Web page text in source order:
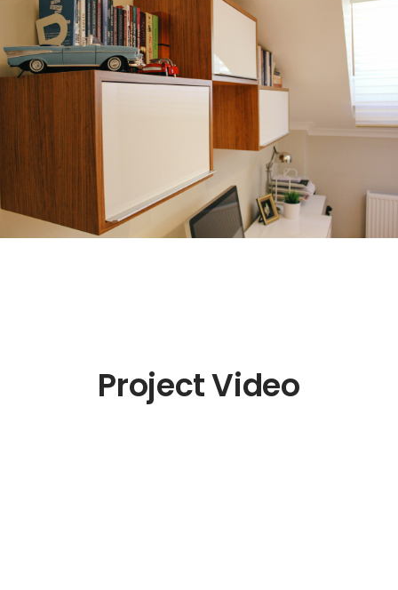
Project Video